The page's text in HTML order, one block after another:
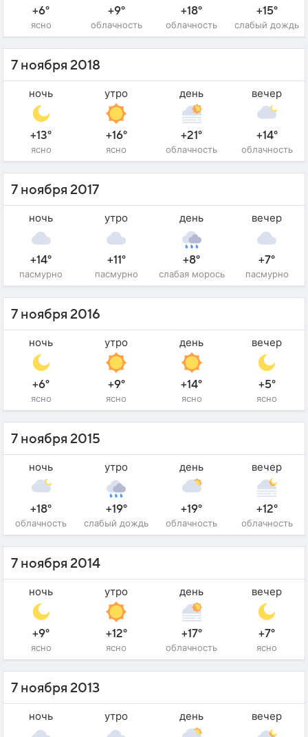
+6°
ясно
+9°
облачность
+18°
облачность
+15°
слабый дождь
7 ноября 2018
ночь
+13°
ясно
утро
+16°
ясно
день
+21°
облачность
вечер
+14°
облачность
7 ноября 2017
ночь
+14°
пасмурно
утро
+11°
пасмурно
день
+8°
слабая морось
вечер
+7°
пасмурно
7 ноября 2016
ночь
+6°
ясно
утро
+9°
ясно
день
+14°
ясно
вечер
+5°
ясно
7 ноября 2015
ночь
+18°
облачность
утро
+19°
слабый дождь
день
+19°
облачность
вечер
+12°
облачность
7 ноября 2014
ночь
+9°
ясно
утро
+12°
ясно
день
+17°
облачность
вечер
+7°
ясно
7 ноября 2013
ночь утро день вечер